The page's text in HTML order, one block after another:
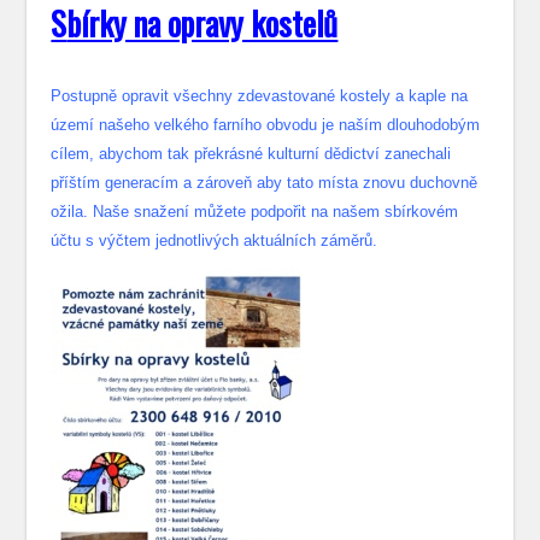
Sbírky na opravy kostelů
Postupně opravit všechny zdevastované kostely a kaple na
území našeho velkého farního obvodu je naším dlouhodobým
cílem, abychom tak překrásné kulturní dědictví zanechali
příštím generacím a zároveň aby tato místa znovu duchovně
ožila. Naše snažení můžete podpořit na našem sbírkovém
účtu s výčtem jednotlivých aktuálních záměrů.